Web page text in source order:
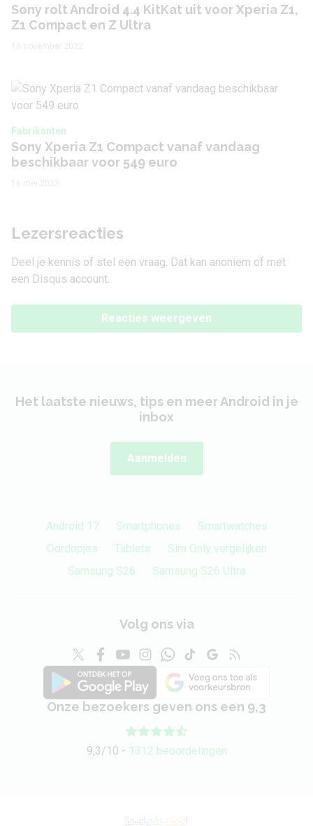
Sony rolt Android 4.4 KitKat uit voor Xperia Z1,
Z1 Compact en Z Ultra
Fabrikanten
Sony Xperia Z1 Compact vanaf vandaag
beschikbaar voor 549 euro
Lezersreacties
Deel je kennis of stel een vraag. Dat kan anoniem of met
een Disqus account.
Reacties weergeven
Het laatste nieuws, tips en meer Android in je
inbox
Aanmelden
Android 17 Smartphones
Smartwatches
Oordopjes
Tablets
Sim Only vergelijken
Samsung S26
Samsung S26 Ultra
Volg ons via
Onze bezoekers geven ons een 9,3
9,3/10 - 1312 beoordelingen